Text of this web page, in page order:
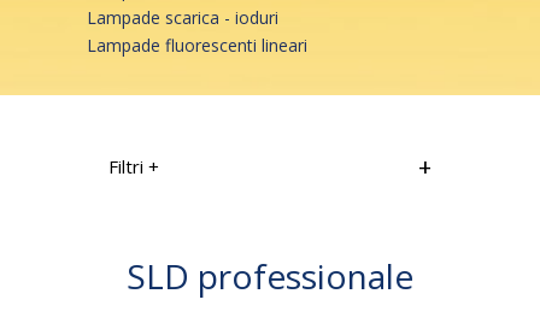
Lampade scarica - ioduri
Lampade fluorescenti lineari
Filtri +
Base
SLD professionale